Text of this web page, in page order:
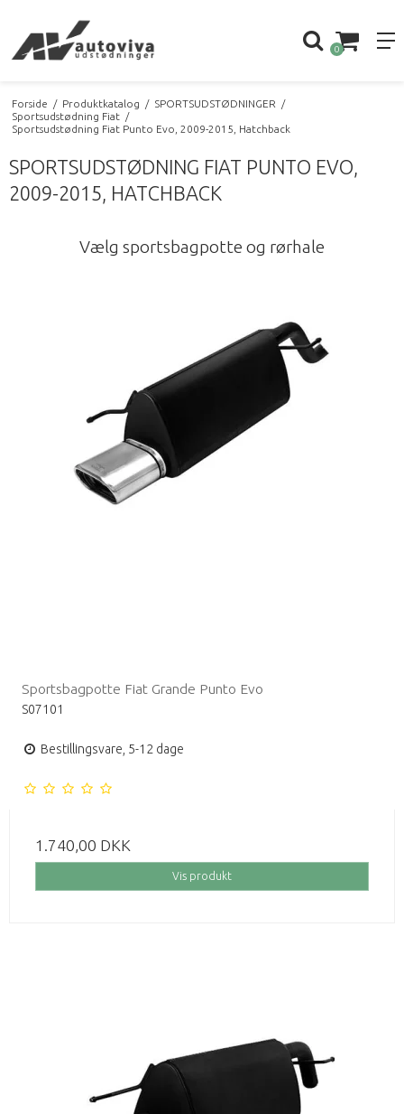
0
Forside / Produktkatalog / SPORTSUDSTØDNINGER
/
Sportsudstødning Fiat /
Sportsudstødning Fiat Punto Evo, 2009-2015, Hatchback
SPORTSUDSTØDNING FIAT PUNTO EVO,
2009-2015, HATCHBACK
Vælg sportsbagpotte og rørhale
Sportsbagpotte Fiat Grande Punto Evo
S07101
Bestillingsvare, 5-12 dage
1.740,00 DKK
Vis produkt